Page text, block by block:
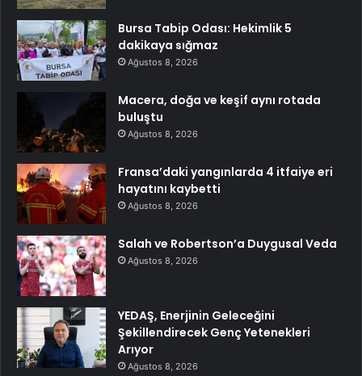
Bursa Tabip Odası: Hekimlik 5
dakikaya sığmaz
Ağustos 8, 2026
Macera, doğa ve keşif aynı rotada
buluştu
Ağustos 8, 2026
Fransa’daki yangınlarda 4 itfaiye eri
hayatını kaybetti
Ağustos 8, 2026
Salah ve Robertson’a Duygusal Veda
Ağustos 8, 2026
YEDAŞ, Enerjinin Geleceğini
Şekillendirecek Genç Yetenekleri
Arıyor
Ağustos 8, 2026